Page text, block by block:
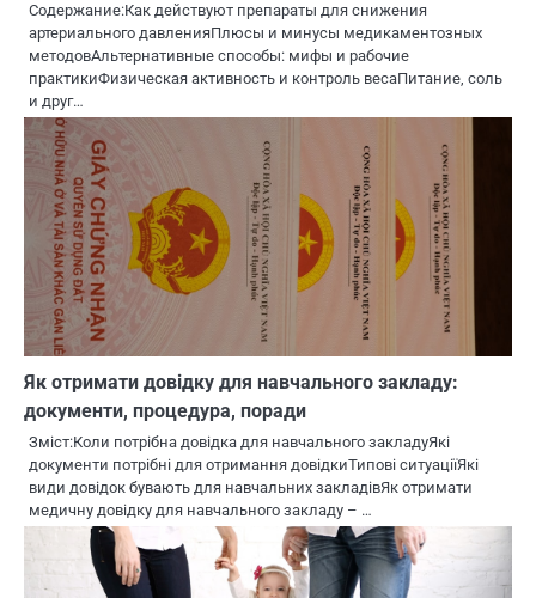
Содержание:Как действуют препараты для снижения
артериального давленияПлюсы и минусы медикаментозных
методовАльтернативные способы: мифы и рабочие
практикиФизическая активность и контроль весаПитание, соль
и друг…
Як отримати довідку для навчального закладу:
документи, процедура, поради
Зміст:Коли потрібна довідка для навчального закладуЯкі
документи потрібні для отримання довідкиТипові ситуаціїЯкі
види довідок бувають для навчальних закладівЯк отримати
медичну довідку для навчального закладу – …